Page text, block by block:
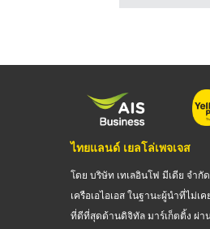
ไทยแลนด์ เยลโล่เพจเจส
โดย บริษัท เทเลอินโฟ มีเดีย จำ
เครือเอไอเอส ในฐานะผู้นำที่ไม่
ที่ดีที่สุดด้านดิจิทัล มาร์เก็ตติ้ง ผ่า